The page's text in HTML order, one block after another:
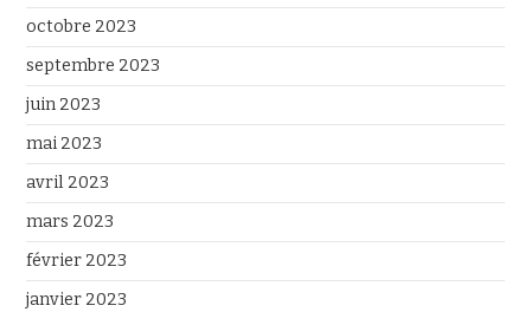
octobre 2023
septembre 2023
juin 2023
mai 2023
avril 2023
mars 2023
février 2023
janvier 2023